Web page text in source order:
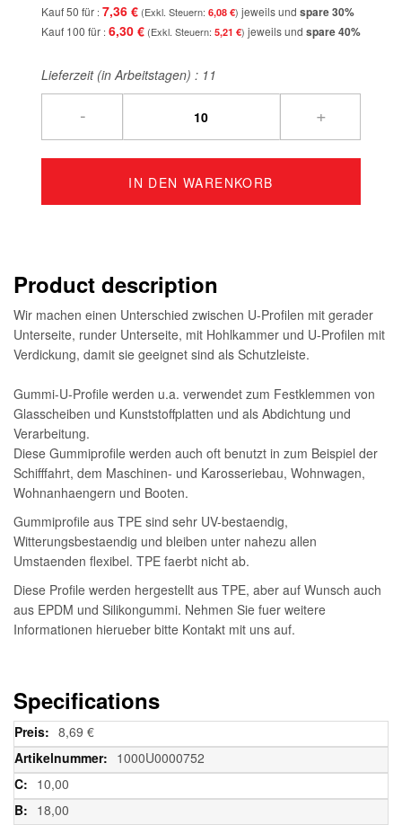
Kauf 50 für 7,36 € 6,08 € jeweils und spare30%
Kauf 100 für 6,30 € 5,21 € jeweils und spare40%
Lieferzeit (in Arbeitstagen) : 11
- +
IN DEN WARENKORB
Product description
Wir machen einen Unterschied zwischen U-Profilen mit gerader
Unterseite, runder Unterseite, mit Hohlkammer und U-Profilen mit
Verdickung, damit sie geeignet sind als Schutzleiste.
Gummi-U-Profile werden u.a. verwendet zum Festklemmen von
Glasscheiben und Kunststoffplatten und als Abdichtung und
Verarbeitung.
Diese Gummiprofile werden auch oft benutzt in zum Beispiel der
Schifffahrt, dem Maschinen- und Karosseriebau, Wohnwagen,
Wohnanhaengern und Booten.
Gummiprofile aus TPE sind sehr UV-bestaendig,
Witterungsbestaendig und bleiben unter nahezu allen
Umstaenden flexibel. TPE faerbt nicht ab.
Diese Profile werden hergestellt aus TPE, aber auf Wunsch auch
aus EPDM und Silikongummi. Nehmen Sie fuer weitere
Informationen hierueber bitte Kontakt mit uns auf.
Specifications
Weitere
Informationen
8,69 €
1000U0000752
10,00
18,00